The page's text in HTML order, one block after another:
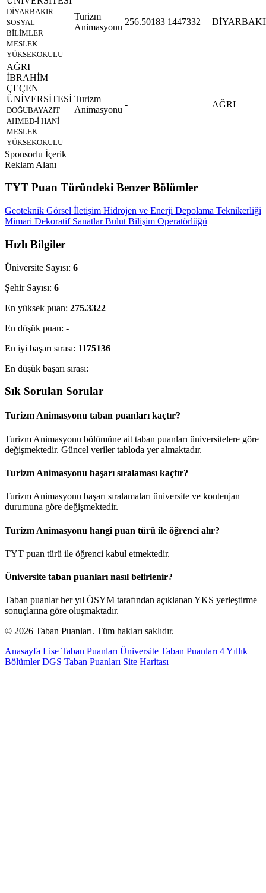
DİYARBAKIR
SOSYAL
BİLİMLER
MESLEK
YÜKSEKOKULU
Turizm
Animasyonu
256.50183 1447332
AĞRI
İBRAHİM
ÇEÇEN
ÜNİVERSİTESİ
DOĞUBAYAZIT
AHMED-İ HANİ
MESLEK
YÜKSEKOKULU
Turizm
Animasyonu
- AĞRI
Sponsorlu İçerik
Reklam Alanı
TYT Puan Türündeki Benzer Bölümler
Geoteknik Görsel İletişim Hidrojen ve Enerji Depolama Teknikerliği
Mimari Dekoratif SanatlarBulut Bilişim Operatörlüğü
Hızlı Bilgiler
Üniversite Sayısı: 6
Şehir Sayısı: 6
En yüksek puan: 275.3322
En düşük puan: -
En iyi başarı sırası: 1175136
En düşük başarı sırası:
Sık Sorulan Sorular
Turizm Animasyonu taban puanları kaçtır?
Turizm Animasyonu bölümüne ait taban puanları üniversitelere göre
değişmektedir. Güncel veriler tabloda yer almaktadır.
Turizm Animasyonu başarı sıralaması kaçtır?
Turizm Animasyonu başarı sıralamaları üniversite ve kontenjan
durumuna göre değişmektedir.
Turizm Animasyonu hangi puan türü ile öğrenci alır?
TYT puan türü ile öğrenci kabul etmektedir.
Üniversite taban puanları nasıl belirlenir?
Taban puanlar her yıl ÖSYM tarafından açıklanan YKS yerleştirme
sonuçlarına göre oluşmaktadır.
© 2026 Taban Puanları. Tüm hakları saklıdır.
Anasayfa Lise Taban Puanları Üniversite Taban Puanları 4 Yıllık
Bölümler DGS Taban Puanları Site Haritası